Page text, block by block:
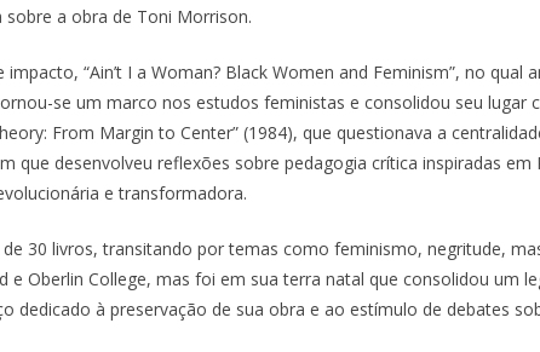
sobre a obra de Toni Morrison.
“Ain’t I a Woman? Black Women and Feminism”, no
se um marco nos estudos feministas e consolidou seu lugar
From Margin to Center” (1984), que questionava a
que desenvolveu reflexões sobre pedagogia crítica inspiradas em
e transformadora.
30 livros, transitando por temas como feminismo, negritude,
e Oberlin College, mas foi em sua terra natal que consolidou um
dedicado à preservação de sua obra e ao estímulo de debates